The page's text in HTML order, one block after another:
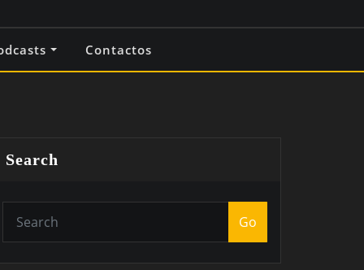
Contactos
Search
Go